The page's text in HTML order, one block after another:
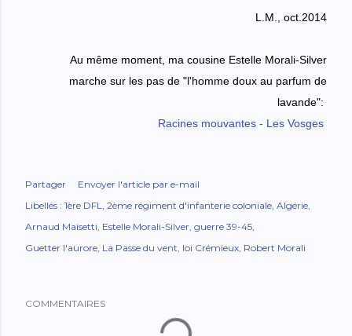
L.M., oct.2014
Au même moment, ma cousine Estelle Morali-Silver
marche sur les pas de "l'homme doux au parfum de
lavande":
Racines mouvantes - Les Vosges
Partager
Envoyer l'article par e-mail
Libellés : 1ère DFL 2ème régiment d'infanterie coloniale Algérie
Arnaud Maïsetti Estelle Morali-Silver guerre 39-45
Guetter l'aurore La Passe du vent loi Crémieux Robert Morali
COMMENTAIRES